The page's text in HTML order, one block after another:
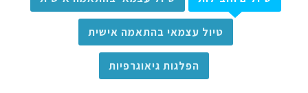
טיול עצמאי בהתאמה אישית
הפלגות גיאוגרפיות